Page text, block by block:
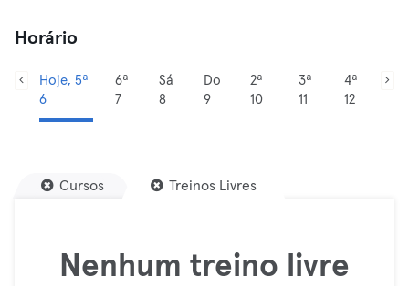
Horário
Hoje, 5ª
6
6ª
7
Sá
8
Do
9
2ª
10
3ª
11
4ª
12
Cursos Treinos Livres
Nenhum treino livre